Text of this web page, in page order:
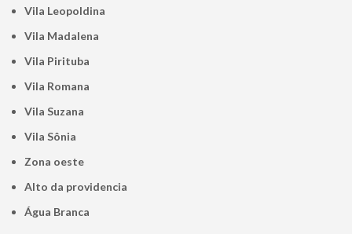
Vila Leopoldina
Vila Madalena
Vila Pirituba
Vila Romana
Vila Suzana
Vila Sônia
Zona oeste
alto da providencia
Água Branca